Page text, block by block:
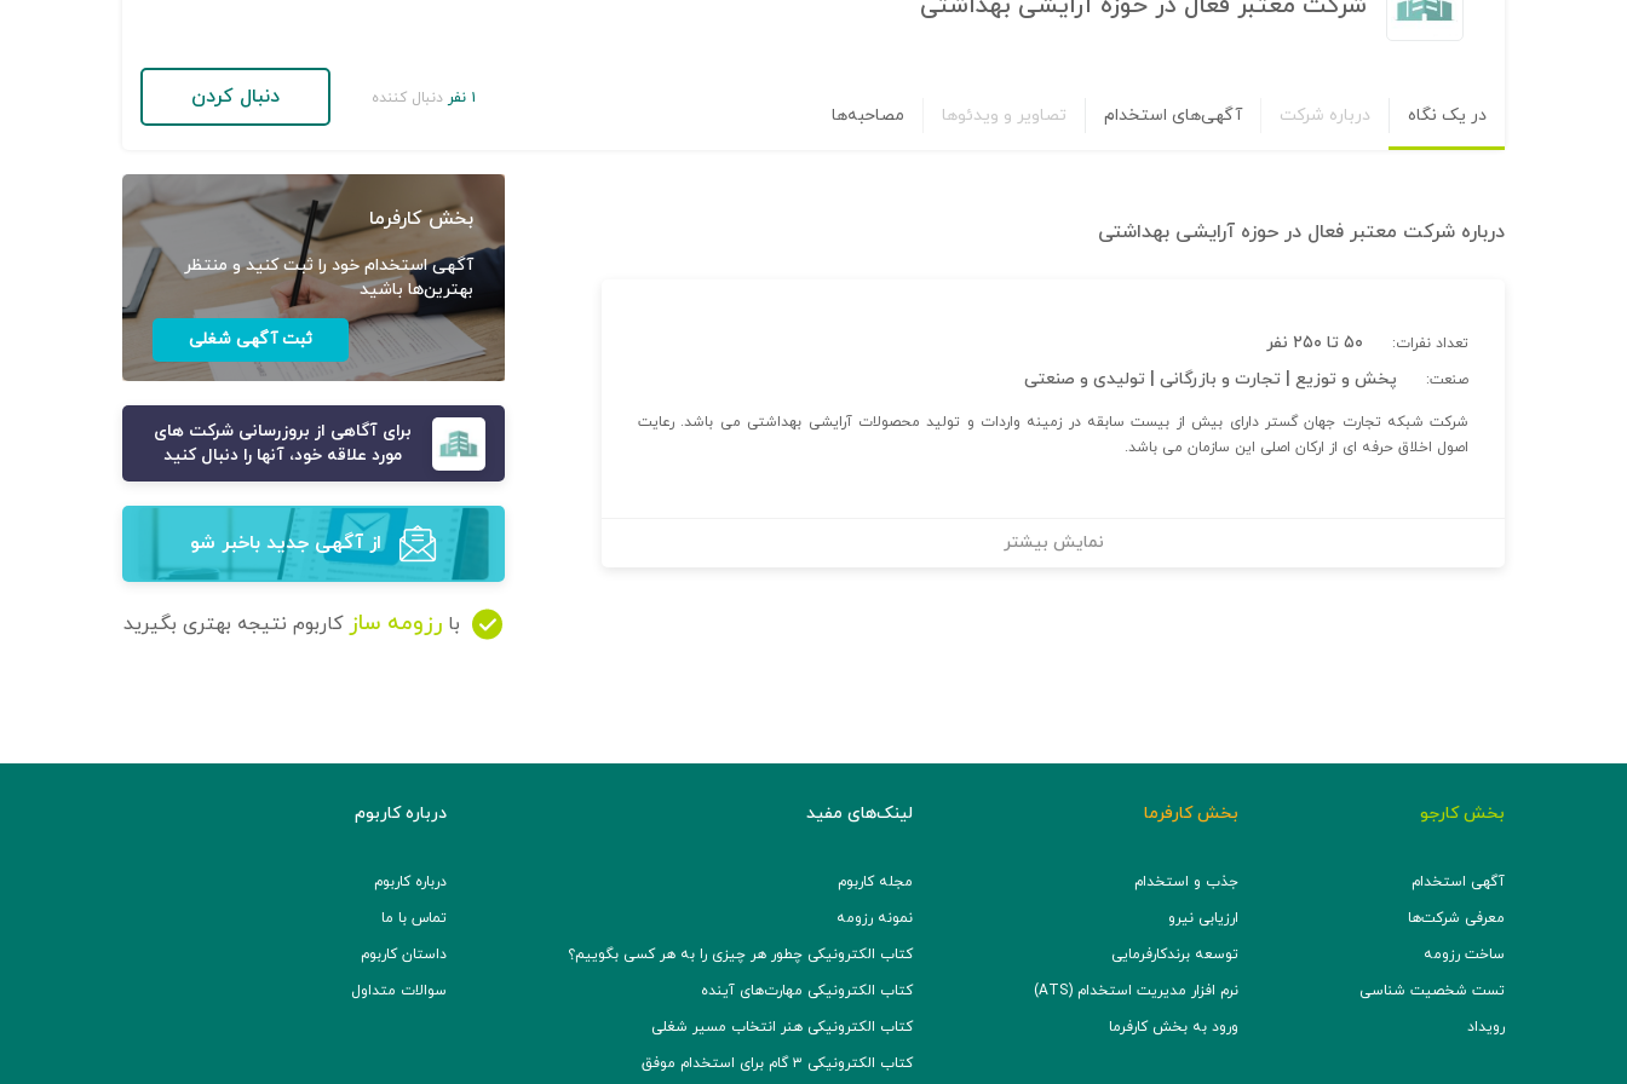
در یک نگاه درباره شرکت آگهی‌های استخدام تصاویر و ویدئوها مصاحبه‌ها
۱ نفر دنبال کننده دنبال کردن
درباره شرکت معتبر فعال در حوزه آرایشی بهداشتی
تعداد نفرات: ۵۰ تا ۲۵۰ نفر
صنعت: پخش و توزیع | تجارت و بازرگانی | تولیدی و صنعتی
شرکت شبکه تجارت جهان گستر دارای بیش از بیست سابقه در زمینه واردات و تولید محصولات آرایشی بهداشتی می باشد. رعایت
اصول اخلاق حرفه ای از ارکان اصلی این سازمان می باشد.
نمایش بیشتر
بخش کارفرما
آگهی استخدام خود را ثبت کنید و منتظر
بهترین‌ها باشید
ثبت آگهی شغلی
برای آگاهی از بروزرسانی شرکت های
مورد علاقه خود، آنها را دنبال کنید
از آگهی‌ جدید باخبر شو
با رزومه ساز کاربوم نتیجه بهتری بگیرید
بخش کارجو
آگهی استخدام
معرفی شرکت‌ها
ساخت رزومه
تست شخصیت شناسی
رویداد
بخش کارفرما
جذب و استخدام
ارزیابی نیرو
توسعه برند‌کارفرمایی
نرم افزار مدیریت استخدام (ATS)
ورود به بخش کارفرما
لینک‌های مفید
مجله کاربوم
نمونه رزومه
کتاب الکترونیکی چطور هر چیزی را به هر کسی بگوییم؟
کتاب الکترونیکی مهارت‌های آینده
کتاب الکترونیکی هنر انتخاب مسیر شغلی
کتاب الکترونیکی ۳ گام برای استخدام موفق
درباره کاربوم
درباره کاربوم
تماس با ما
داستان کاربوم
سوالات متداول